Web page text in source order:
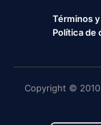
Términos
Política de
Copyright ©